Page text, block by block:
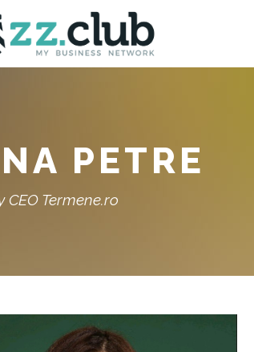
PETRE
CEO Termene.ro